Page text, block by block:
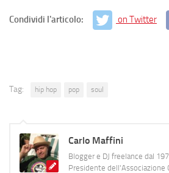
Condividi l'articolo: on Twitter
Tag: hip hop pop soul
Carlo Maffini
Blogger e DJ freelance dal
Presidente dell'Associazione